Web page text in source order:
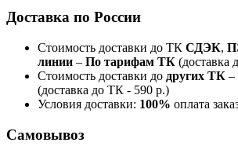
Доставка по России
Стоимость доставки до ТК СДЭК,
линии – По тарифам ТК (доставка
Стоимость доставки до других ТК –
(доставка до ТК - 590 р.)
Условия доставки: 100% оплата
Самовывоз